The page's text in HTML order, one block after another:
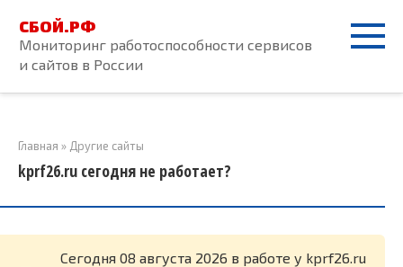
контенту
СБОЙ.РФ
Мониторинг работоспособности сервисов
и сайтов в России
Главная » Другие сайты
kprf26.ru сегодня не работает?
Cегодня 08 августа 2026 в работе у kprf26.ru